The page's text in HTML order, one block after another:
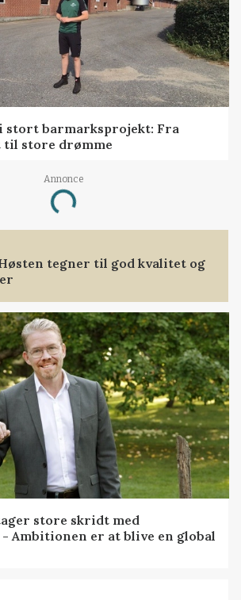
stort barmarksprojekt: Fra
til store drømme
Annonce
Loading...
tegner til god kvalitet og
store skridt med
Ambitionen er at blive en global